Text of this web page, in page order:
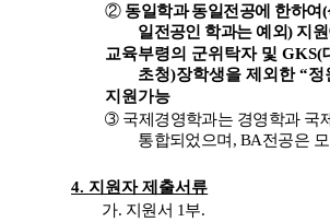
② 동일학과 동일전공에 한하여(
일전공인 학과는 예외) 지
교육부령의 군위탁자 및GKS(
초청)장학생을 제외한“정
지원가능
➂ 국제경영학과는 경영학과 국
통합되었으며 , BA전공은
4. 지원자 제출서류
가. 지원서 1부.